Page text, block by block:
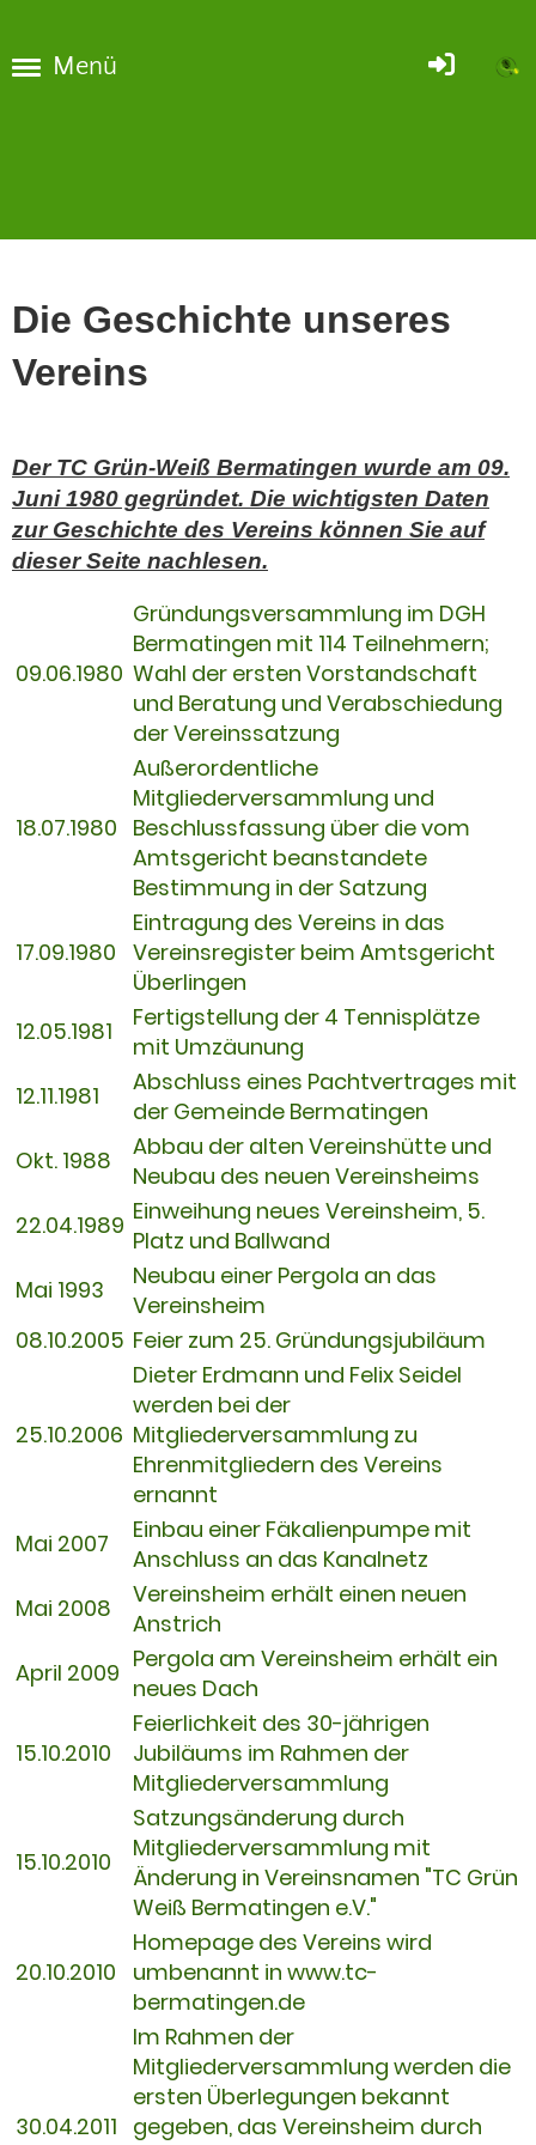
Menü
Die Geschichte unseres
Vereins
Der TC Grün-Weiß Bermatingen wurde am 09.
Juni 1980 gegründet. Die wichtigsten Daten
zur Geschichte des Vereins können Sie auf
dieser Seite nachlesen.
09.06.1980
Gründungsversammlung im DGH
Bermatingen mit 114 Teilnehmern;
Wahl der ersten Vorstandschaft
und Beratung und Verabschiedung
der Vereinssatzung
18.07.1980
Außerordentliche
Mitgliederversammlung und
Beschlussfassung über die vom
Amtsgericht beanstandete
Bestimmung in der Satzung
17.09.1980
Eintragung des Vereins in das
Vereinsregister beim Amtsgericht
Überlingen
12.05.1981
Fertigstellung der 4 Tennisplätze
mit Umzäunung
12.11.1981
Abschluss eines Pachtvertrages mit
der Gemeinde Bermatingen
Okt. 1988
Abbau der alten Vereinshütte und
Neubau des neuen Vereinsheims
22.04.1989 Einweihung neues Vereinsheim, 5.
Platz und Ballwand
Mai 1993
Neubau einer Pergola an das
Vereinsheim
08.10.2005 Feier zum 25. Gründungsjubiläum
25.10.2006
Dieter Erdmann und Felix Seidel
werden bei der
Mitgliederversammlung zu
Ehrenmitgliedern des Vereins
ernannt
Mai 2007
Einbau einer Fäkalienpumpe mit
Anschluss an das Kanalnetz
Mai 2008
Vereinsheim erhält einen neuen
Anstrich
April 2009 Pergola am Vereinsheim erhält ein
neues Dach
15.10.2010
Feierlichkeit des 30-jährigen
Jubiläums im Rahmen der
Mitgliederversammlung
15.10.2010
Satzungsänderung durch
Mitgliederversammlung mit
Änderung in Vereinsnamen "TC Grün
Weiß Bermatingen e.V."
20.10.2010
Homepage des Vereins wird
umbenannt in www.tc-
bermatingen.de
30.04.2011
Im Rahmen der
Mitgliederversammlung werden die
ersten Überlegungen bekannt
gegeben, das Vereinsheim durch